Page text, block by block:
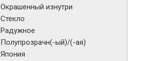
Окрашенный изнутри
Стекло
Радужное
Полупрозрачн(-ый)/(-ая)
Япония